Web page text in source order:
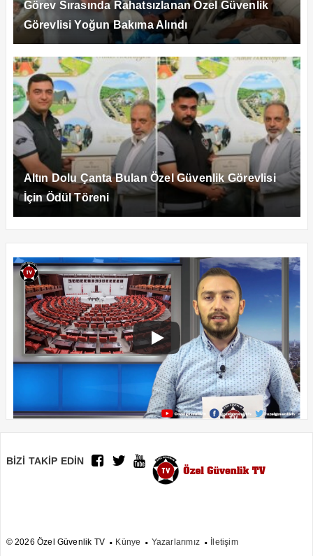
Görev Sırasında Rahatsızlanan Özel Güvenlik
Görevlisi Yoğun Bakıma Alındı
Altın Dolu Çanta Bulan Özel Güvenlik Görevlisi
İçin Ödül Töreni
BİZİ TAKİP EDİN
© 2026 Özel Güvenlik TV Künye Yazarlarımız İletişim